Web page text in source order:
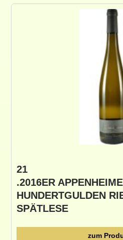
21
.2016ER
HUNDERTGULDEN
SPÄTLESE
zum